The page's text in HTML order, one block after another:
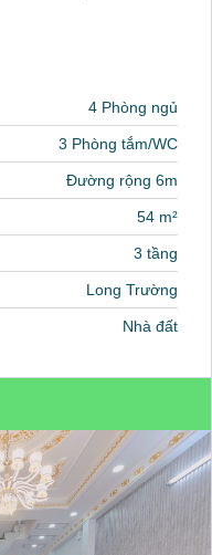
4 Phòng ngủ
3 Phòng tắm/WC
Đường rộng 6m
54 m²
3 tầng
Long Trường
Nhà đất